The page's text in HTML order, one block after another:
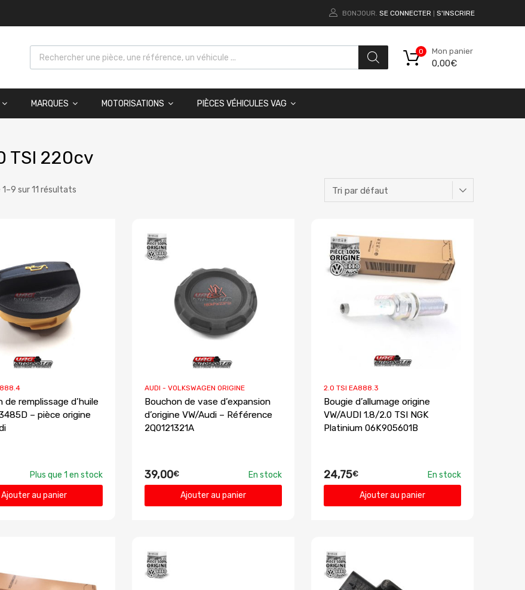
BONJOUR. SE CONNECTER S'INSCRIRE
Mon panier
0,00€
0
MARQUES MOTORISATIONS PIÈCES VÉHICULES VAG
TSI 220cv
sur 11 résultats
de remplissage d’huile
– pièce origine
Plus que 1 en stock
Ajouter au panier
AUDI - VOLKSWAGEN ORIGINE
Bouchon de vase d’expansion
d’origine VW/Audi – Référence
2Q0121321A
39,00€
En stock
Ajouter au panier
2.0 TSI EA888.3
Bougie d’allumage origine
VW/AUDI 1.8/2.0 TSI NGK
Platinium 06K905601B
24,75€
En stock
Ajouter au panier